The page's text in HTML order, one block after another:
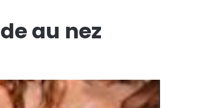
au nez